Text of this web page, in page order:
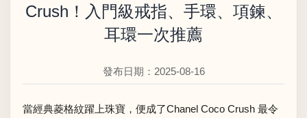
Crush！入門級戒指、手環、項鍊、
耳環一次推薦
發布日期：2025-08-16
當經典菱格紋躍上珠寶，便成了Chanel Coco Crush 最令